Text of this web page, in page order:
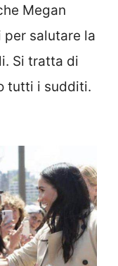
Megan
salutare la
Si tratta di
tutti i sudditi.